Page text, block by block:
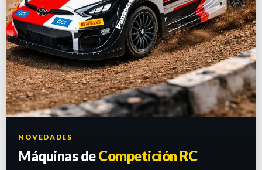
NOVEDADES
Máquinas deCompetición RC